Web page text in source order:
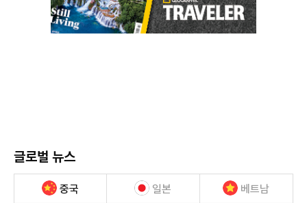
글로벌 뉴스
중국 일본 베트남